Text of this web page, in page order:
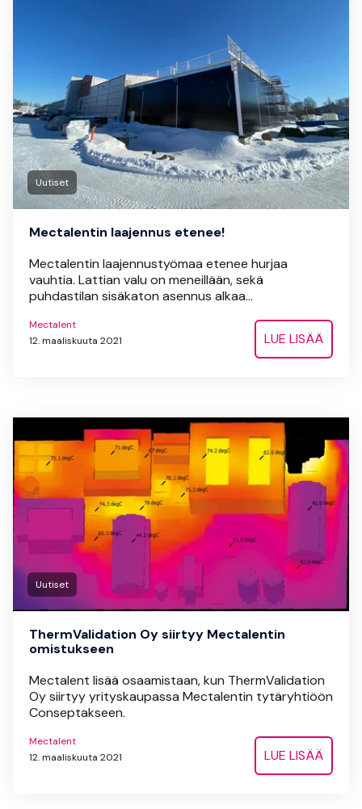
Uutiset
Mectalentin laajennus etenee!
Mectalentin laajennustyömaa etenee hurjaa
vauhtia. Lattian valu on meneillään, sekä
puhdastilan sisäkaton asennus alkaa...
Mectalent
12. maaliskuuta 2021
LUE LISÄÄ
Uutiset
ThermValidation Oy siirtyy Mectalentin
omistukseen
Mectalent lisää osaamistaan, kun ThermValidation
Oy siirtyy yrityskaupassa Mectalentin tytäryhtiöön
Conseptakseen.
Mectalent
12. maaliskuuta 2021
LUE LISÄÄ